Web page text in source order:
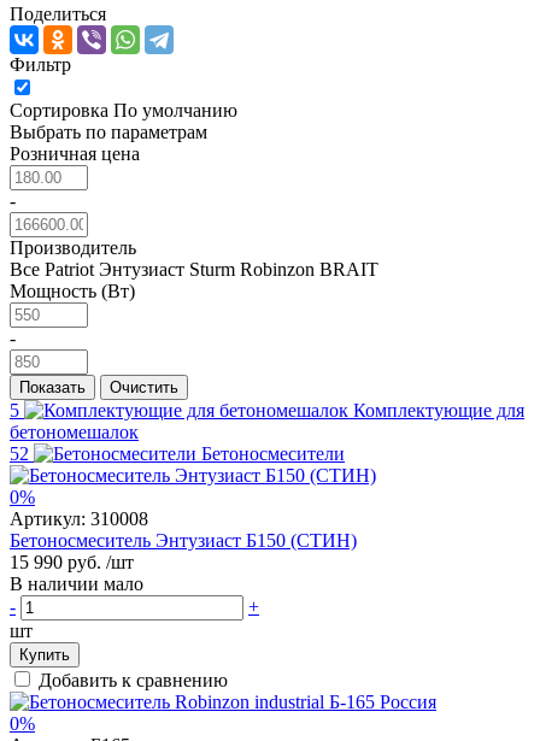
Поделиться
Фильтр
Сортировка По умолчанию
Выбрать по параметрам
Розничная цена
-
Производитель
Все Patriot Энтузиаст Sturm Robinzon BRAIT
Мощность (Вт)
-
Показать Очистить
5
Комплектующие для
бетономешалок
52
Бетоносмесители
0%
Артикул: 310008
Бетоносмеситель Энтузиаст Б150 (СТИН)
15 990 руб. /шт
В наличии мало
-
+
шт
Купить
Добавить к сравнению
0%